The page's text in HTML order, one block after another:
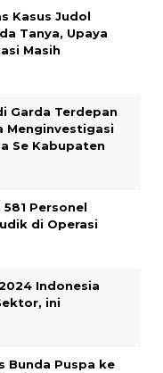
Kasus Judol
Tanya, Upaya
Masih
Garda Terdepan
Menginvestigasi
Se Kabupaten
Personel
di Operasi
Indonesia
ini
Bunda Puspa ke